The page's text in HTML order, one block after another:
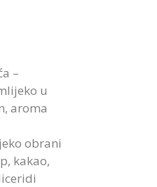
–
u
aroma
obrani
kakao,